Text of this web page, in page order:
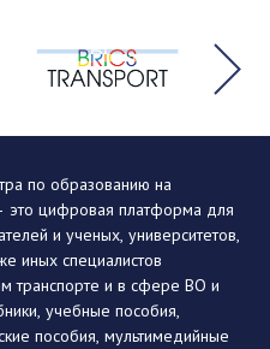
по образованию на
цифровая платформа для
и ученых, университетов,
иных специалистов
транспорте и в сфере ВО и
учебные пособия,
пособия, мультимедийные